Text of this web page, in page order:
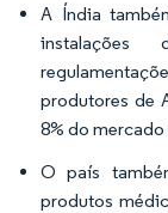
A Índia
produtores de
8% do
O país
produtos